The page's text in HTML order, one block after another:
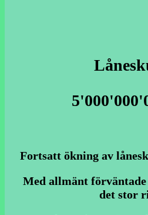
Fortsatt ökning av
Med allmänt
det stor